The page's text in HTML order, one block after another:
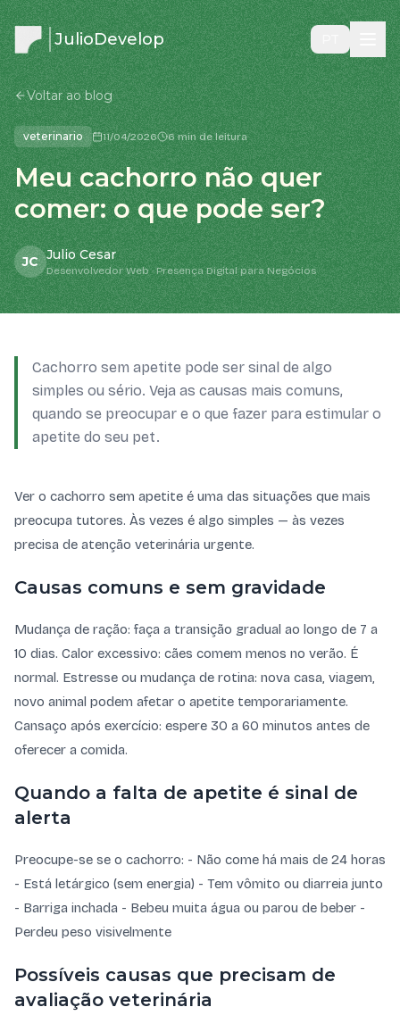
JulioDevelop
Voltar ao blog
veterinario 11/04/2026 6 min de leitura
Meu cachorro não quer
comer: o que pode ser?
JC Julio Cesar
Desenvolvedor Web · Presença Digital para Negócios
Cachorro sem apetite pode ser sinal de algo
simples ou sério. Veja as causas mais comuns,
quando se preocupar e o que fazer para estimular o
apetite do seu pet.
Ver o cachorro sem apetite é uma das situações que mais
preocupa tutores. Às vezes é algo simples — às vezes
precisa de atenção veterinária urgente.
Causas comuns e sem gravidade
Mudança de ração: faça a transição gradual ao longo de 7 a
10 dias. Calor excessivo: cães comem menos no verão. É
normal. Estresse ou mudança de rotina: nova casa, viagem,
novo animal podem afetar o apetite temporariamente.
Cansaço após exercício: espere 30 a 60 minutos antes de
oferecer a comida.
Quando a falta de apetite é sinal de
alerta
Preocupe-se se o cachorro: - Não come há mais de 24 horas
- Está letárgico (sem energia) - Tem vômito ou diarreia junto
- Barriga inchada - Bebeu muita água ou parou de beber -
Perdeu peso visivelmente
Possíveis causas que precisam de
avaliação veterinária